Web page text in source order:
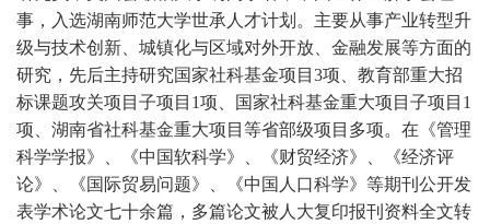
事，入选湖南师范大学世承人才计划。主要从事产业转型升
级与技术创新、城镇化与区域对外开放、金融发展等方面的
研究，先后主持研究国家社科基金项目3项、教育部重大招
标课题攻关项目子项目1项、国家社科基金重大项目子项目1
项、湖南省社科基金重大项目等省部级项目多项。在《管理
科学学报》、《中国软科学》、《财贸经济》、《经济评
论》、《国际贸易问题》、《中国人口科学》等期刊公开发
表学术论文七十余篇，多篇论文被人大复印报刊资料全文转